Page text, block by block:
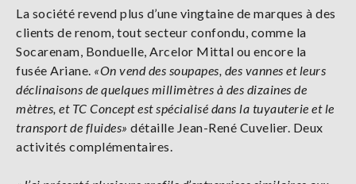
La société revend plus d’une vingtaine de marques à des
clients de renom, tout secteur confondu, comme la
Socarenam, Bonduelle, Arcelor Mittal ou encore la
fusée Ariane. «On vend des soupapes, des vannes et leurs
déclinaisons de quelques millimètres à des dizaines de
mètres, et TC Concept est spécialisé dans la tuyauterie et le
transport de fluides» détaille Jean-René Cuvelier. Deux
activités complémentaires.